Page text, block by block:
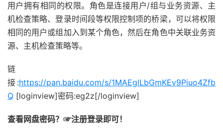
用户拥有相同的权限。角色是连接用户/组与业务资源、主
机检查策略、登录时间段等权限控制项的桥梁，可以将权限
相同的用户或组加入到某个角色，然后在角色中关联业务资
源、主机检查策略等。
链
接:https://pan.baidu.com/s/1MAEglLbGmKEv9Piuo4Zfb
Q [loginview]密码:eg2z[/loginview]
查看网盘密码？☞注册登录即可！